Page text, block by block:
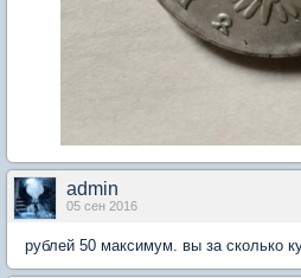
admin
05 сен 2016
рублей 50 максимум. вы за сколько